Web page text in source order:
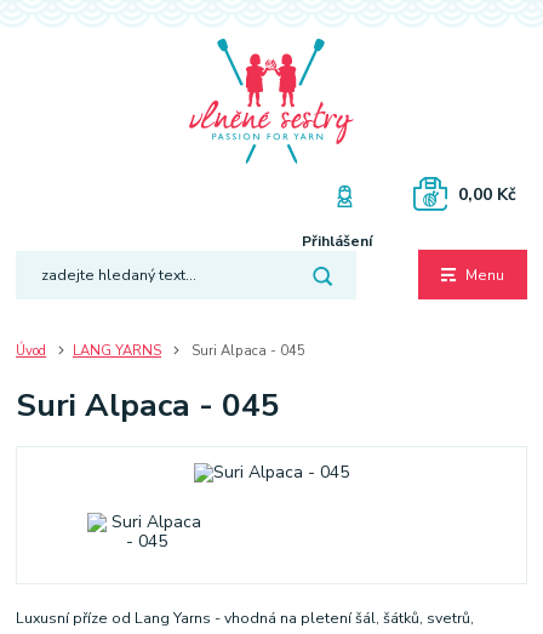
Menu
Přihlášení
0,00 Kč
Úvod LANG YARNS Suri Alpaca - 045
Suri Alpaca - 045
Luxusní příze od Lang Yarns - vhodná na pletení šál, šátků, svetrů,